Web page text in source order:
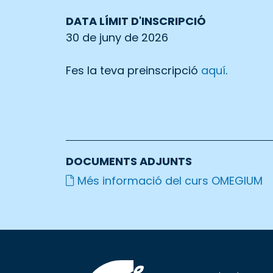
DATA LÍMIT D'INSCRIPCIÓ
30 de juny de 2026
Fes la teva preinscripció aquí.
DOCUMENTS ADJUNTS
Més informació del curs OMEGIUM